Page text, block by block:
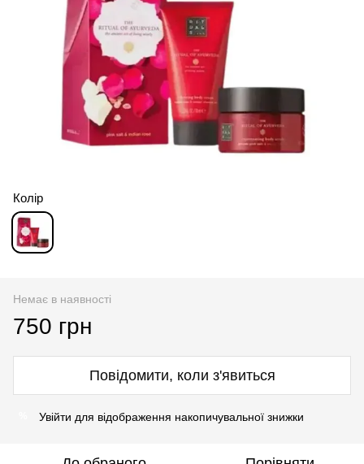
Колір
Немає в наявності
750 грн
Повідомити, коли з'явиться
Увійти для відображення накопичувальної знижки